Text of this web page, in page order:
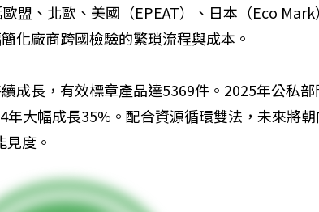
盟、北歐、美國（EPEAT）、日本（Eco Mark
化廠商跨國檢驗的繁瑣流程與成本。
成長，有效標章產品達5369件。2025年公私
大幅成長35%。配合資源循環雙法，未來將
度。